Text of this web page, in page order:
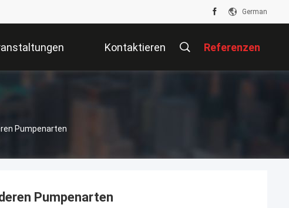
German
Kontaktieren Referenzen
Pumpenarten
Pumpenarten